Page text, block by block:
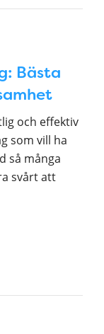
Bästa
och effektiv
som vill ha
så många
svårt att